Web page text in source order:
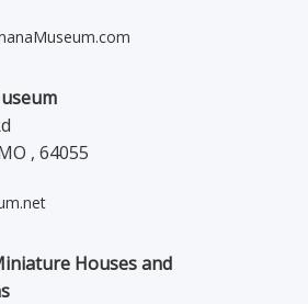
, 64055
Houses and